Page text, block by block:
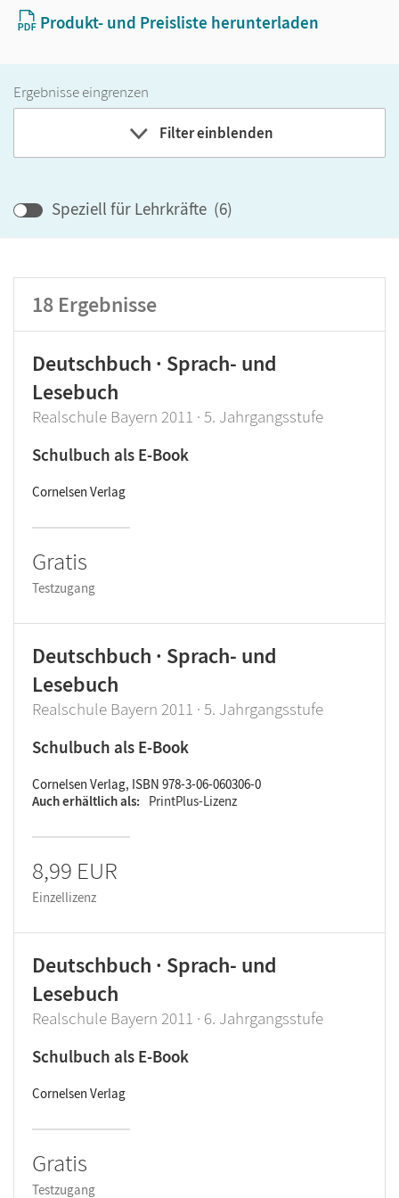
Produkt- und Preisliste herunterladen
Ergebnisse eingrenzen
Filter einblenden
GER-Niveau
Produktart
Speziell für Lehrkräfte (6)
18 Ergebnisse
Deutschbuch · Sprach- und
Lesebuch
Realschule Bayern 2011 · 5. Jahrgangsstufe
Schulbuch als E-Book
Cornelsen Verlag
Gratis
Testzugang
Deutschbuch · Sprach- und
Lesebuch
Realschule Bayern 2011 · 5. Jahrgangsstufe
Schulbuch als E-Book
Cornelsen Verlag, ISBN 978-3-06-060306-0
Auch erhältlich als
PrintPlus-Lizenz
8,99 EUR
Einzellizenz
Deutschbuch · Sprach- und
Lesebuch
Realschule Bayern 2011 · 6. Jahrgangsstufe
Schulbuch als E-Book
Cornelsen Verlag
Gratis
Testzugang